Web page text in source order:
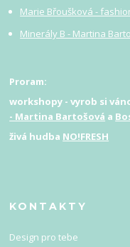
Marie Břoušková -
Minerály B - Martina
Proram:
workshopy - vyrob si
- Martina Bartošová a
živá hudba NO!FRESH
KONTAKTY
Design pro tebe